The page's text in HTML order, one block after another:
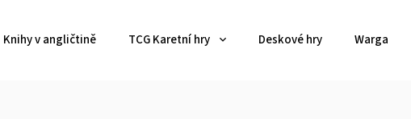
Knihy v angličtině TCG Karetní hry Deskové hry Wargaming